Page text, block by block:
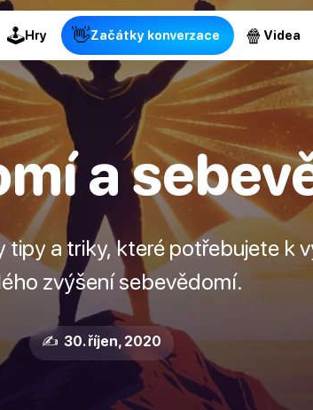
🕹Hry 👋Začátky konverzace 🍿 Videa
a
a triky, které potřebujete k
zvýšení sebevědomí.
✍️ 30. říjen, 2020